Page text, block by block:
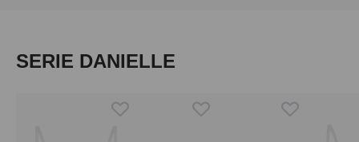
Produktgalerie überspringen
SERIE DANIELLE